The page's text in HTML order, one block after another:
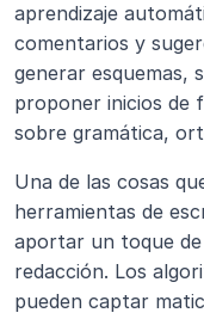
aprendizaje
comentarios y
generar esquemas,
proponer inicios de
sobre gramática,
Una de las cosas
herramientas de
aportar un toque
redacción. Los
pueden captar